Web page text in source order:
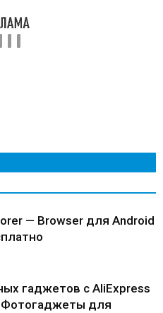
— Browser для Android
гаджетов с AliExpress
Фотогаджеты для